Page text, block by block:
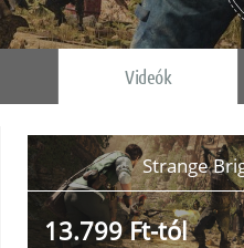
Videók
Strange
13.799 Ft-tól